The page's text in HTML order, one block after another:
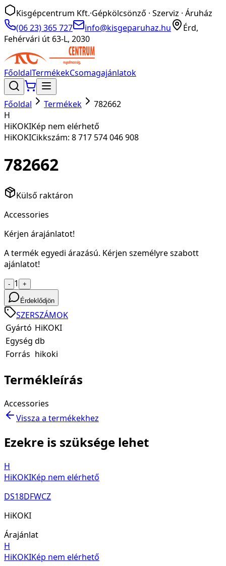
Kisgépcentrum Kft.·Gépkölcsönző · Szerviz · Áruház
(06 23) 365 727
info@kisgeparuhaz.hu
Érd,
Fehérvári út 63-L, 2030
FőoldalTermékekCsomagajánlatok
Főoldal Termékek
782662
H
HiKOKIKép nem elérhető
HiKOKICikkszám: 8 717 574 046 908
782662
Külső raktáron
Accessories
Kérjen árajánlatot!
A termék egyedi árazású. Kérjen személyre szabott
ajánlatot!
- 1 +
Érdeklődjön
SZERSZÁMOK
Gyártó HiKOKI
Egység db
Forrás hikoki
Termékleírás
Accessories
Vissza a termékekhez
Ezekre is szüksége lehet
H
HiKOKIKép nem elérhető
DS18DFWCZ
HiKOKI
Árajánlat
H
HiKOKIKép nem elérhető